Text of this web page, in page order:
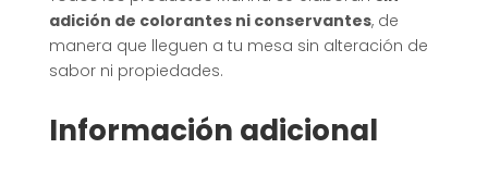
adición de colorantes ni conservantes, de
manera que lleguen a tu mesa sin alteración de
sabor ni propiedades.
Información adicional